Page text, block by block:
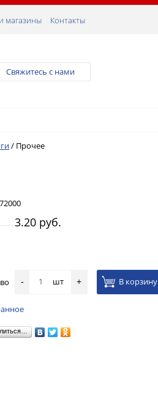
магазины Контакты
Свяжитесь с нами
/ Прочее
72000
3.20 руб.
- шт + В корзину